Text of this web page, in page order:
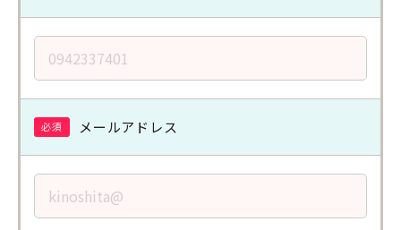
メールアドレス
必須